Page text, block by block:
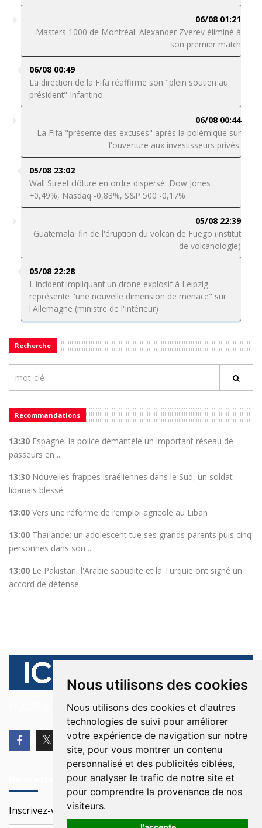
Nous utilisons des cookies
Nous utilisons des cookies et d'autres
technologies de suivi pour améliorer
votre expérience de navigation sur notre
site, pour vous montrer un contenu
personnalisé et des publicités ciblées,
pour analyser le trafic de notre site et
pour comprendre la provenance de nos
visiteurs.
06/08 01:21
Masters 1000 de Montréal: Alexander Zverev éliminé à
son premier match
06/08 00:49
La direction de la Fifa réaffirme son "plein soutien au
président" Infantino.
06/08 00:44
La Fifa "présente des excuses" après la polémique sur
l'ouverture aux investisseurs privés.
05/08 23:02
Wall Street clôture en ordre dispersé: Dow Jones
+0,49%, Nasdaq -0,83%, S&P 500 -0,17%
05/08 22:39
Guatemala: fin de l'éruption du volcan de Fuego (institut
de volcanologie)
05/08 22:28
L'incident impliquant un drone explosif à Leipzig
représente "une nouvelle dimension de menace" sur
l'Allemagne (ministre de l'Intérieur)
Recherche
Recommandations
13:30 Espagne: la police démantèle un important réseau de
passeurs en ...
13:30 Nouvelles frappes israéliennes dans le Sud, un soldat
libanais blessé
13:00 Vers une réforme de l’emploi agricole au Liban
13:00 Thaïlande: un adolescent tue ses grands-parents puis cinq
personnes dans son ...
13:00 Le Pakistan, l'Arabie saoudite et la Turquie ont signé un
accord de défense
© 2026 Ici Beyrouth. Tous les droits sont réservés.
Inscrivez-vous à notre Newsletter